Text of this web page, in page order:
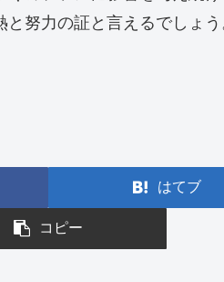
努力の証と言えるでしょう
はてブ
コピー